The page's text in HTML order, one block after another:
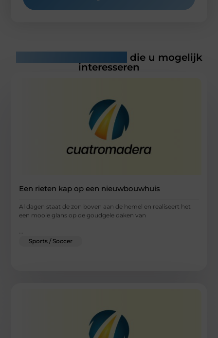
die u mogelijk
interesseren
Een rieten kap op een nieuwbouwhuis
Al dagen staat de zon boven aan de hemel en realiseert het
een mooie glans op de goudgele daken van
Sports / Soccer